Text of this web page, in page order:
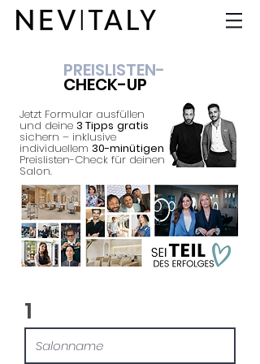
PREISLISTEN-
CHECK-UP
Jetzt Formular ausfüllen
und deine 3 Tipps gratis
sichern – inklusive
individuellem 30-minütigen
Preislisten-Check für deinen
Salon.
1